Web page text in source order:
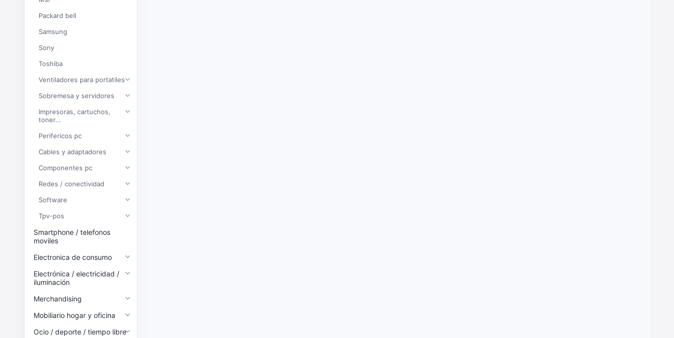
Packard bell
Samsung
Sony
Toshiba
Ventiladores para portatiles
Sobremesa y servidores
Impresoras, cartuchos,
toner...
Perifericos pc
Cables y adaptadores
Componentes pc
Redes / conectividad
Software
Tpv-pos
Smartphone / telefonos
moviles
Electronica de consumo
Electrónica / electricidad /
iluminación
Merchandising
Mobiliario hogar y oficina
Ocio / deporte / tiempo libre